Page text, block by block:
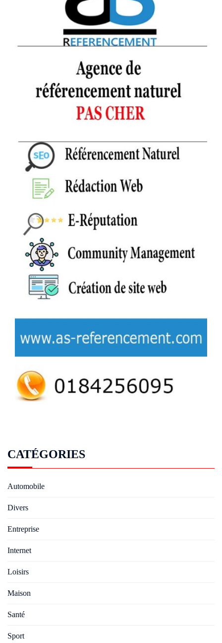
CATÉGORIES
Automobile
Divers
Entreprise
Internet
Loisirs
Maison
Santé
Sport